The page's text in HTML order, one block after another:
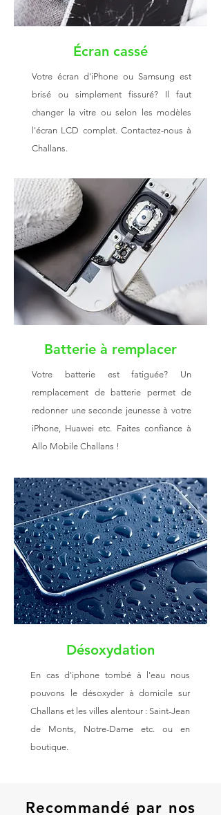
Écran cassé
Votre écran d'iPhone ou Samsung est
brisé ou simplement fissuré? Il faut
changer la vitre ou selon les modèles
l'écran LCD complet. Contactez-nous à
Challans.
Batterie à remplacer
Votre batterie est fatiguée? Un
remplacement de batterie permet de
redonner une seconde jeunesse à votre
iPhone, Huawei etc. Faites confiance à
Allo Mobile Challans !
Désoxydation
En cas d'iphone tombé à l'eau nous
pouvons le désoxyder à domicile sur
Challans et les villes alentour : Saint-Jean
de Monts, Notre-Dame etc. ou en
boutique.
Recommandé par nos